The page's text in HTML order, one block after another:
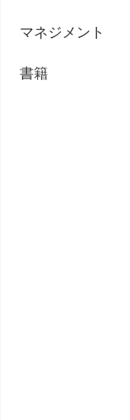
マネジメント
書籍